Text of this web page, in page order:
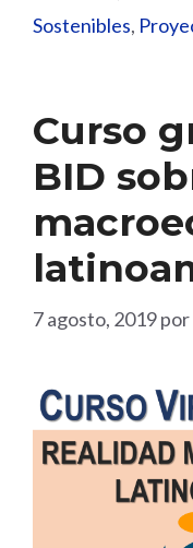
Sostenibles,
Curso
BID
7 agosto, 2019por